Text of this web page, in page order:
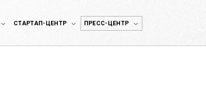
СТАРТАП-ЦЕНТР ПРЕСС-ЦЕНТР